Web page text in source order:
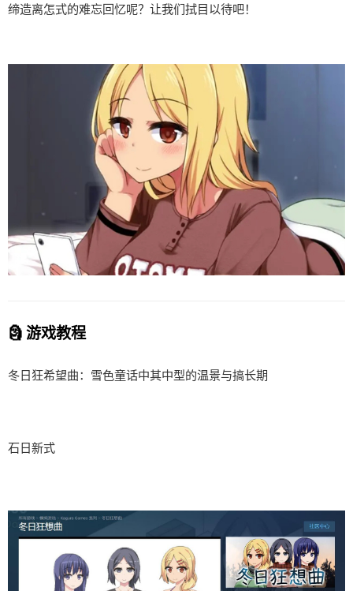
缔造离怎式的难忘回忆呢？让我们拭目以待吧！
🗿 游戏教程
冬日狂希望曲：雪色童话中其中型的温景与搞长期
石日新式